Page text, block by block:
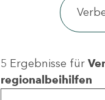
5 Ergebnisse für
regionalbeihilfen